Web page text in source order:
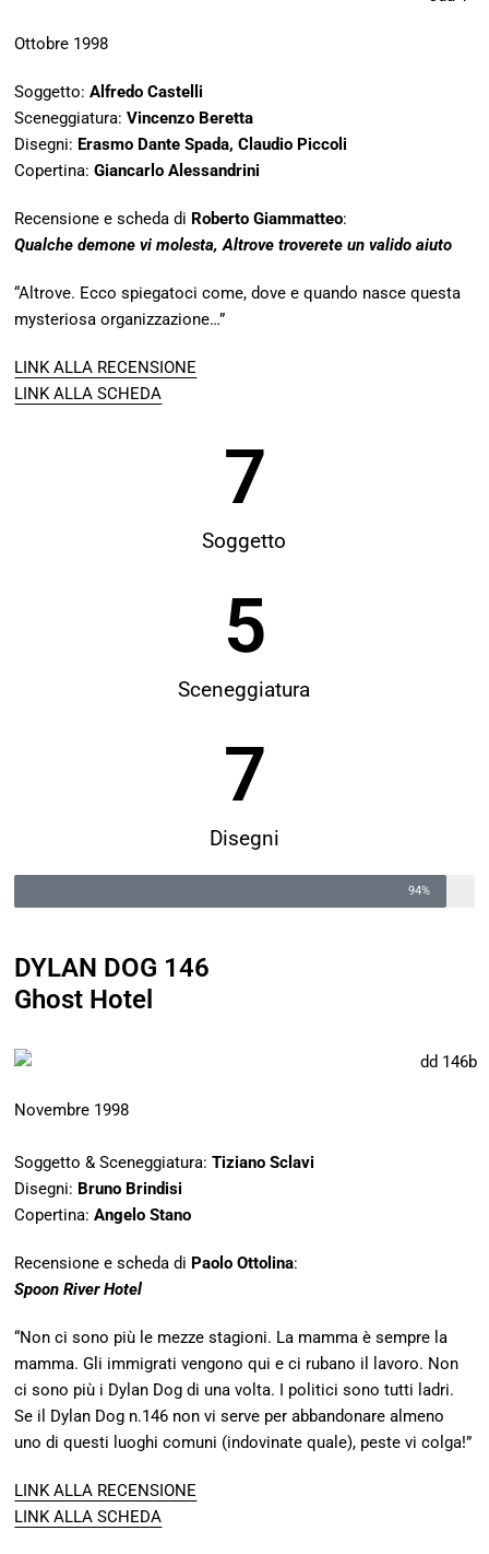
Ottobre 1998
Soggetto:Alfredo Castelli
Sceneggiatura: Vincenzo Beretta
Disegni: Erasmo Dante Spada, Claudio Piccoli
Copertina:Giancarlo Alessandrini
Recensione e scheda di Roberto Giammatteo:
Qualche demone vi molesta, Altrove troverete un valido aiuto
“Altrove. Ecco spiegatoci come, dove e quando nasce questa
mysteriosa organizzazione…”
LINK ALLA RECENSIONE
LINK ALLA SCHEDA
Soggetto
7
Sceneggiatura
5
Disegni
7
94%
DYLAN DOG 146
Ghost Hotel
Novembre 1998
Soggetto & Sceneggiatura:Tiziano Sclavi
Disegni: Bruno Brindisi
Copertina:Angelo Stano
Recensione e scheda di Paolo Ottolina:
Spoon River Hotel
“Non ci sono più le mezze stagioni. La mamma è sempre la
mamma. Gli immigrati vengono qui e ci rubano il lavoro. Non
ci sono più i Dylan Dog di una volta. I politici sono tutti ladri.
Se il Dylan Dog n.146 non vi serve per abbandonare almeno
uno di questi luoghi comuni (indovinate quale), peste vi colga!”
LINK ALLA RECENSIONE
LINK ALLA SCHEDA